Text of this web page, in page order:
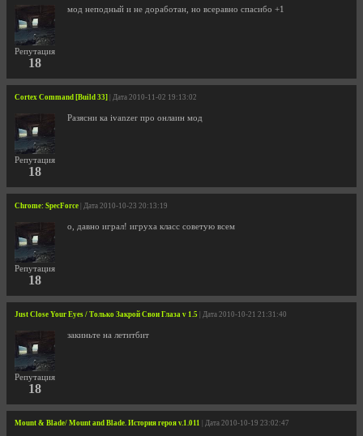
Репутация
18
мод неподный и не доработан, но всеравно спасибо +1
Cortex Command [Build 33] | Дата 2010-11-02 19:13:02
Репутация
18
Разясни ка ivanzer про онлаин мод
Chrome: SpecForce | Дата 2010-10-23 20:13:19
Репутация
18
о, давно играл! игруха класс советую всем
Just Close Your Eyes / Только Закрой Свои Глаза v 1.5 | Дата 2010-10-21 21:31:40
Репутация
18
закиньте на летитбит
Mount & Blade/ Mount and Blade. История героя v.1.011 | Дата 2010-10-19 23:02:47